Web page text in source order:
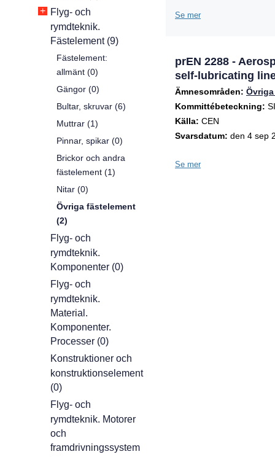
+ Flyg- och
rymdteknik.
Fästelement (9)
Fästelement:
allmänt (0)
Gängor (0)
Bultar, skruvar (6)
Muttrar (1)
Pinnar, spikar (0)
Brickor och andra
fästelement (1)
Nitar (0)
Övriga fästelement
(2)
Flyg- och
rymdteknik.
Komponenter (0)
Flyg- och
rymdteknik.
Material.
Komponenter.
Processer (0)
Konstruktioner och
konstruktionselement
(0)
Flyg- och
rymdteknik. Motorer
och
framdrivningssystem
Se mer
prEN 2288 -
self-lubricating
Ämnesområden:
Kommittébeteckning:
Källa: CEN
Svarsdatum: den 4 sep
Se mer